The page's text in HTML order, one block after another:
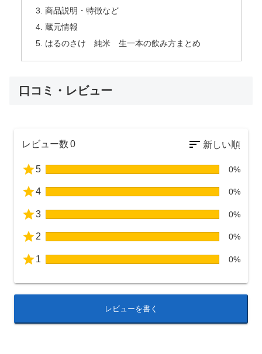
商品説明・特徴など
蔵元情報
はるのさけ 純米 生一本の飲み方まとめ
口コミ・レビュー
レビュー数 0
5 0%
4 0%
3 0%
2 0%
1 0%
レビューを書く